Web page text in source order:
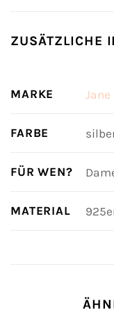
ZUSÄTZLICHE
MARKE Jane
FARBE
FÜR WEN?
MATERIAL